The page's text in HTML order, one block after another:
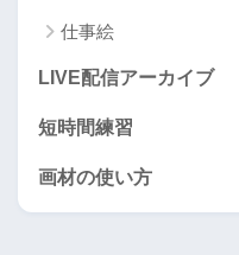
仕事絵
LIVE配信アーカイブ
短時間練習
画材の使い方